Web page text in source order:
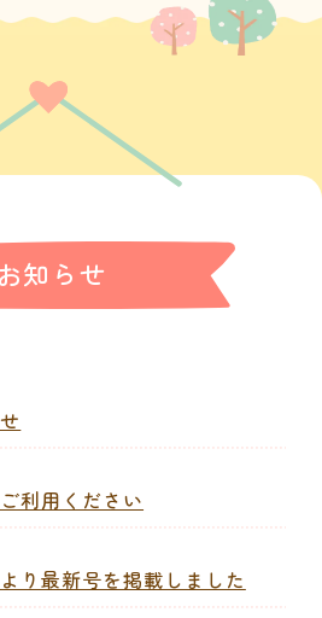
お知らせ
利用ください
り最新号を掲載しました